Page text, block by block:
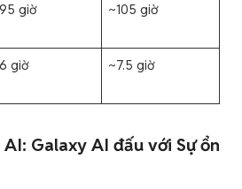
giờ ~105 giờ
giờ ~7.5 giờ
Galaxy AI đấu với Sự ổn